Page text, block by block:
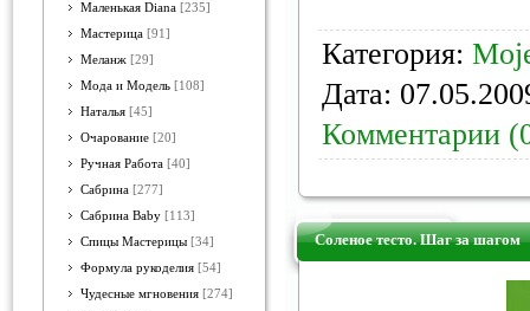
Маленькая Diana [235]
Мастерица [91]
Меланж [29]
Мода и Модель [108]
Наталья [45]
Очарование [20]
Ручная Работа [40]
Сабрина [277]
Сабрина Baby [113]
Спицы Мастерицы [34]
Формула рукоделия [54]
Чудесные мгновения [274]
Категория:
Дата:
Комментарии
Соленое тесто. Шаг за шагом